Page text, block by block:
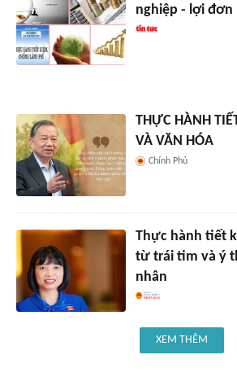
nghiệp - lợi đơn
THỰC HÀNH
VÀ VĂN HÓA
Chính Phủ
Thực hành tiết
từ trái tim và ý
nhân
XEM THÊM